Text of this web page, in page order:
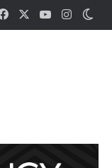
FacebookYouTube